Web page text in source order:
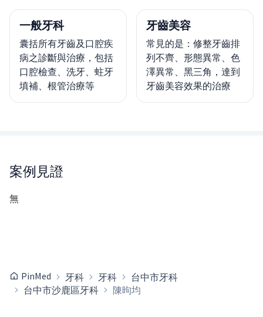
一般牙科
囊括所有牙齒及口腔疾
病之診斷與治療，包括
口腔檢查、洗牙、蛀牙
填補、根管治療等
牙齒美容
常見的是：修整牙齒排
列不齊、形態異常、色
澤異常、黑三角，達到
牙齒美容效果的治療
案例見證
無
PinMed 牙科 牙科
台中市牙科
台中市沙鹿區牙科
陳昫均